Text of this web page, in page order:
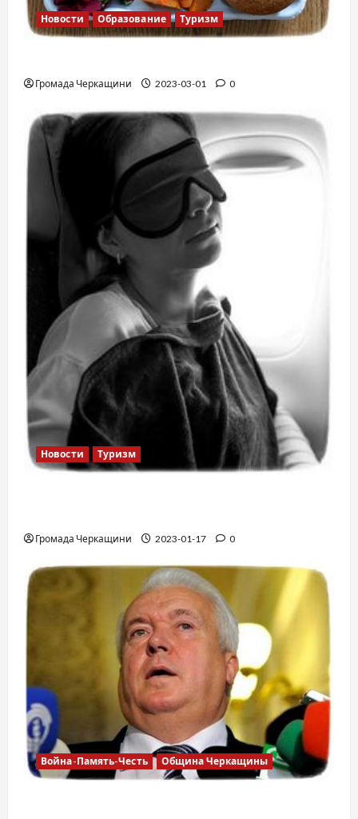
Новости Образование Туризм
Громада Черкащини 2023-03-01 0
Новости Туризм
Громада Черкащини 2023-01-17 0
Война-Память-Честь Община Черкащины